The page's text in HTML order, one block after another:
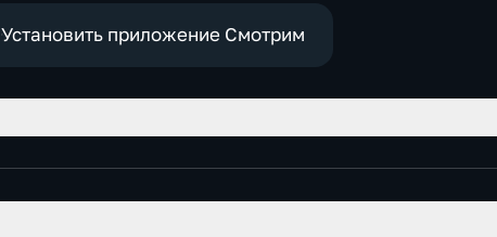
Установить приложение Смотрим